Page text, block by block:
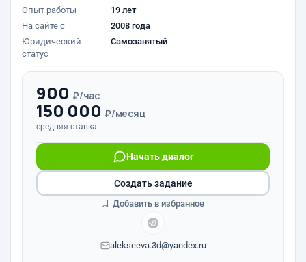
Опыт работы
19 лет
На сайте с
2008 года
Юридический
статус
Самозанятый
900 ₽/час
150 000 ₽/месяц
средняя ставка
Начать диалог
alekseeva.3d@yandex.ru
Создать задание
Добавить в избранное